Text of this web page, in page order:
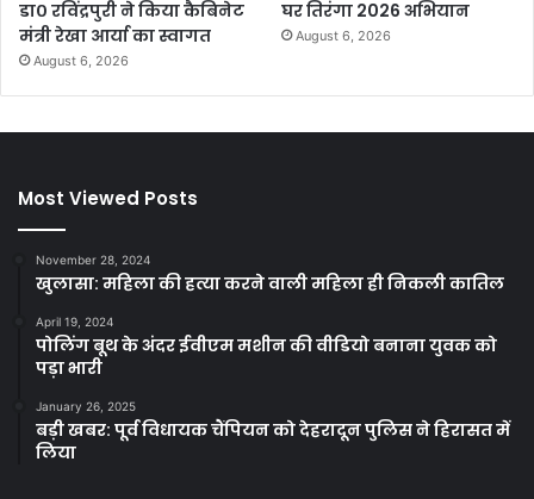
डा० रविंद्रपुरी ने किया कैबिनेट
मंत्री रेखा आर्या का स्वागत
August 6, 2026
घर तिरंगा 2026 अभियान
August 6, 2026
Most Viewed Posts
November 28, 2024
खुलासा: महिला की हत्या करने वाली महिला ही निकली कातिल
April 19, 2024
पोलिंग बूथ के अंदर ईवीएम मशीन की वीडियो बनाना युवक को
पड़ा भारी
January 26, 2025
बड़ी खबर: पूर्व विधायक चैंपियन को देहरादून पुलिस ने हिरासत में
लिया